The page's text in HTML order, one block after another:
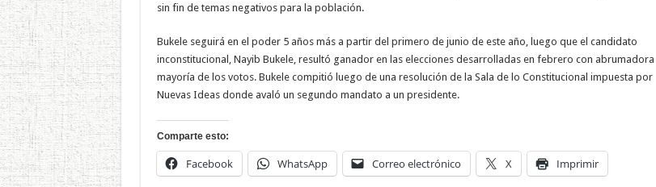
sin fin de temas negativos para la población.
Bukele seguirá en el poder 5 años más a partir del primero de junio de este año, luego que el candidato
inconstitucional, Nayib Bukele, resultó ganador en las elecciones desarrolladas en febrero con abrumadora
mayoría de los votos. Bukele compitió luego de una resolución de la Sala de lo Constitucional impuesta por
Nuevas Ideas donde avaló un segundo mandato a un presidente.
Comparte esto:
Facebook WhatsApp Correo electrónico X Imprimir